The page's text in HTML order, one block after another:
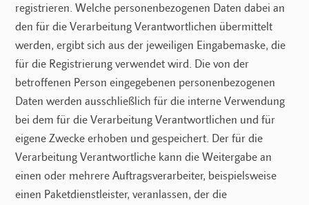
registrieren. Welche personenbezogenen Daten dabei an
den für die Verarbeitung Verantwortlichen übermittelt
werden, ergibt sich aus der jeweiligen Eingabemaske, die
für die Registrierung verwendet wird. Die von der
betroffenen Person eingegebenen personenbezogenen
Daten werden ausschließlich für die interne Verwendung
bei dem für die Verarbeitung Verantwortlichen und für
eigene Zwecke erhoben und gespeichert. Der für die
Verarbeitung Verantwortliche kann die Weitergabe an
einen oder mehrere Auftragsverarbeiter, beispielsweise
einen Paketdienstleister, veranlassen, der die